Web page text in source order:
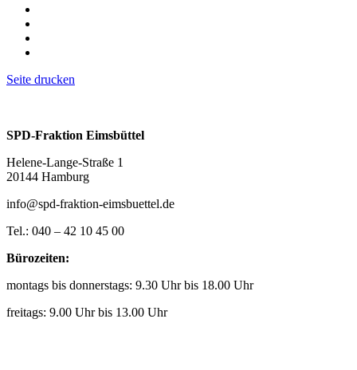
Seite drucken
SPD-Fraktion Eimsbüttel
Helene-Lange-Straße 1
20144 Hamburg
info@spd-fraktion-eimsbuettel.de
Tel.: 040 – 42 10 45 00
Bürozeiten:
montags bis donnerstags: 9.30 Uhr bis 18.00 Uhr
freitags: 9.00 Uhr bis 13.00 Uhr